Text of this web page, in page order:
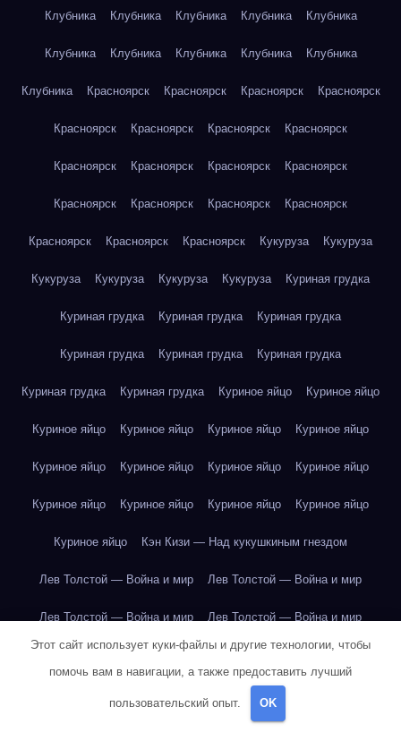
Клубника Клубника Клубника Клубника Клубника
Клубника Клубника Клубника Клубника Клубника
Клубника Красноярск Красноярск Красноярск Красноярск
Красноярск Красноярск Красноярск Красноярск
Красноярск Красноярск Красноярск Красноярск
Красноярск Красноярск Красноярск Красноярск
Красноярск Красноярск Красноярск Кукуруза Кукуруза
Кукуруза Кукуруза Кукуруза Кукуруза Куриная грудка
Куриная грудка Куриная грудка Куриная грудка
Куриная грудка Куриная грудка Куриная грудка
Куриная грудка Куриная грудка Куриное яйцо Куриное яйцо
Куриное яйцо Куриное яйцо Куриное яйцо Куриное яйцо
Куриное яйцо Куриное яйцо Куриное яйцо Куриное яйцо
Куриное яйцо Куриное яйцо Куриное яйцо Куриное яйцо
Куриное яйцо Кэн Кизи — Над кукушкиным гнездом
Лев Толстой — Война и мир Лев Толстой — Война и мир
Лев Толстой — Война и мир Лев Толстой — Война и мир
Лев Толстой — Война и мир Лев Толстой — Война и мир
Лев Толстой — Война и мир
Этот сайт использует куки-файлы и другие технологии, чтобы
помочь вам в навигации, а также предоставить лучший
пользовательский опыт. OK